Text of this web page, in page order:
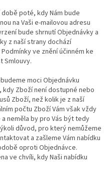
poté, kdy Nám bude
na Vaši e-mailovou adresu
bude shrnutí Objednávky a
z naší strany dochází
ve znění účinném ke
Smlouvy.
moci Objednávku
Zboží není dostupné nebo
Zboží, než kolik je z naší
počtu Zboží Vám však vždy
neměla by pro Vás být tedy
důvod, pro který nemůžeme
a zašleme Vám nabídku
oproti Objednávce.
ve chvíli, kdy Naši nabídku